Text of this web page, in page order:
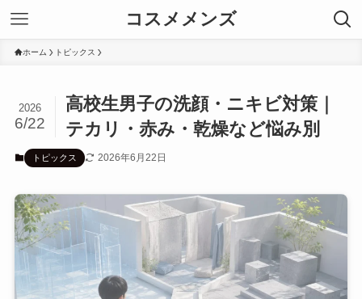
コスメメンズ
ホーム トピックス
高校生男子の洗顔・ニキビ対策｜
テカリ・赤み・乾燥など悩み別
2026
6/22
トピックス 2026年6月22日